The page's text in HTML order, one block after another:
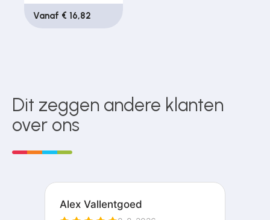
Vanaf € 16,82
Dit zeggen andere klanten
over ons